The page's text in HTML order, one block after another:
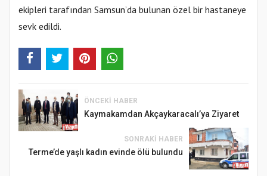
ekipleri tarafından Samsun’da bulunan özel bir hastaneye
sevk edildi.
ÖNCEKI HABER
Kaymakamdan Akçaykaracalı’ya Ziyaret
SONRAKI HABER
Terme’de yaşlı kadın evinde ölü bulundu